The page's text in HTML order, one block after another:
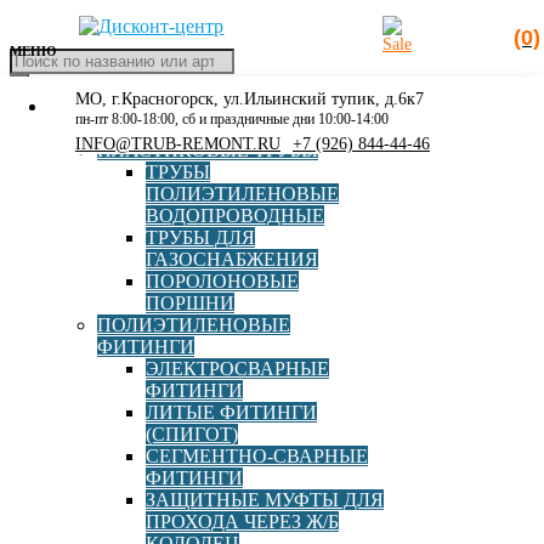
(0)
Поиск
товаров
МЕНЮ
КАТАЛОГ
РАСПРОДАЖА
ПЛАСТИКОВЫЕ ТРУБЫ
ТРУБЫ
ПОЛИЭТИЛЕНОВЫЕ
ВОДОПРОВОДНЫЕ
ТРУБЫ ДЛЯ
ГАЗОСНАБЖЕНИЯ
ПОРОЛОНОВЫЕ
ПОРШНИ
ПОЛИЭТИЛЕНОВЫЕ
ФИТИНГИ
ЭЛЕКТРОСВАРНЫЕ
ФИТИНГИ
ЛИТЫЕ ФИТИНГИ
(СПИГОТ)
СЕГМЕНТНО-СВАРНЫЕ
ФИТИНГИ
ЗАЩИТНЫЕ МУФТЫ ДЛЯ
ПРОХОДА ЧЕРЕЗ Ж/Б
МО, г.Красногорск, ул.Ильинский тупик, д.6к7
пн-пт 8:00-18:00, сб и праздничные дни 10:00-14:00
INFO@TRUB-REMONT.RU +7 (926) 844-44-46
Главная »Каталог» Полиэтиленовые фитинги
Электросварные фитинги»Накладной уход электросварной
ПЭ100 SDR11 d280x63 Elofit с ответной частью
Накладной уход
электросварной ПЭ100
SDR11 d280x63 Elofit с
ответной частью
12ECOL28063